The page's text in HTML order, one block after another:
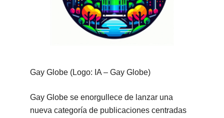
Gay Globe (Logo: IA – Gay Globe)
Gay Globe se enorgullece de lanzar una
nueva categoría de publicaciones centradas